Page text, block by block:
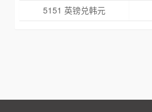
5151 英镑兑韩元